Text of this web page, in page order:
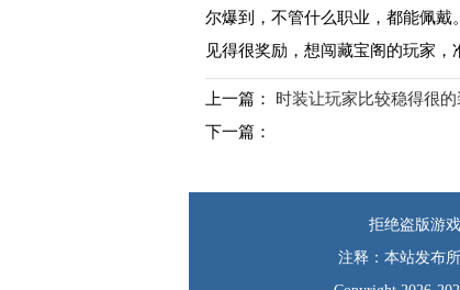
尔爆到，不管什么职业，都能佩
见得很奖励，想闯藏宝阁的玩家，
上一篇：
时装让玩家比较稳得很
下一篇：
拒绝盗版游
注释：本站发布